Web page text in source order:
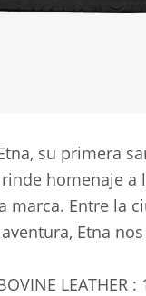
su primera
homenaje a
marca. Entre la
Etna
LEATHER :